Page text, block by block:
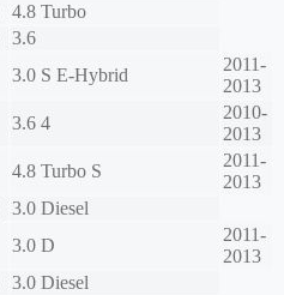
4.8 Turbo
3.6
3.0 S E-Hybrid
2011-
2013
3.6 4
2010-
2013
4.8 Turbo S
2011-
2013
3.0 Diesel
3.0 D
2011-
2013
3.0 Diesel